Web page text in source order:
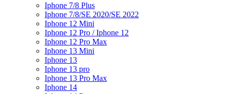
Iphone 7/8 Plus
Iphone 7/8/SE 2020/SE 2022
Iphone 12 Mini
Iphone 12 Pro / Iphone 12
Iphone 12 Pro Max
Iphone 13 Mini
Iphone 13
Iphone 13 pro
Iphone 13 Pro Max
Iphone 14